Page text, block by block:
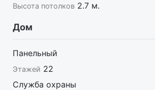
Высота потолков 2.7 м.
Дом
Панельный
Этажей 22
Служба охраны